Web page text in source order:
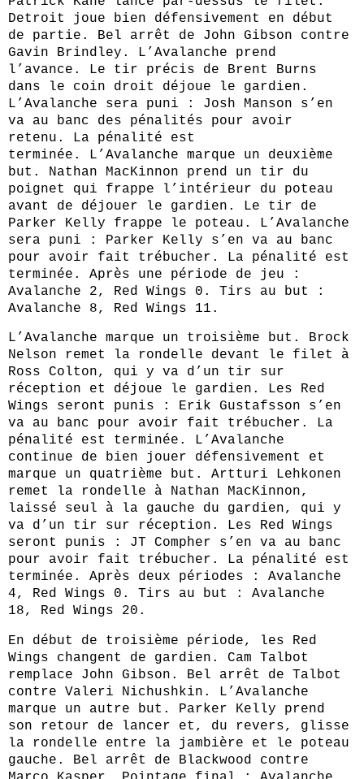
Detroit joue bien défensivement en début
de partie. Bel arrêt de John Gibson contre
Gavin Brindley. L’Avalanche prend
l’avance. Le tir précis de Brent Burns
dans le coin droit déjoue le gardien.
L’Avalanche sera puni : Josh Manson s’en
va au banc des pénalités pour avoir
retenu. La pénalité est
terminée. L’Avalanche marque un deuxième
but. Nathan MacKinnon prend un tir du
poignet qui frappe l’intérieur du poteau
avant de déjouer le gardien. Le tir de
Parker Kelly frappe le poteau. L’Avalanche
sera puni : Parker Kelly s’en va au banc
pour avoir fait trébucher. La pénalité est
terminée. Après une période de jeu :
Avalanche 2, Red Wings 0. Tirs au but :
Avalanche 8, Red Wings 11.
L’Avalanche marque un troisième but. Brock
Nelson remet la rondelle devant le filet à
Ross Colton, qui y va d’un tir sur
réception et déjoue le gardien. Les Red
Wings seront punis : Erik Gustafsson s’en
va au banc pour avoir fait trébucher. La
pénalité est terminée. L’Avalanche
continue de bien jouer défensivement et
marque un quatrième but. Artturi Lehkonen
remet la rondelle à Nathan MacKinnon,
laissé seul à la gauche du gardien, qui y
va d’un tir sur réception. Les Red Wings
seront punis : JT Compher s’en va au banc
pour avoir fait trébucher. La pénalité est
terminée. Après deux périodes : Avalanche
4, Red Wings 0. Tirs au but : Avalanche
18, Red Wings 20.
En début de troisième période, les Red
Wings changent de gardien. Cam Talbot
remplace John Gibson. Bel arrêt de Talbot
contre Valeri Nichushkin. L’Avalanche
marque un autre but. Parker Kelly prend
son retour de lancer et, du revers, glisse
la rondelle entre la jambière et le poteau
gauche. Bel arrêt de Blackwood contre